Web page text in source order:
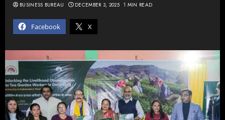
Facebook X
BUSINESS BUREAU DECEMBER 3, 2025 1 MIN READ